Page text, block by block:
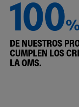
100
DE NUESTROS
CUMPLEN LOS
LA OMS.